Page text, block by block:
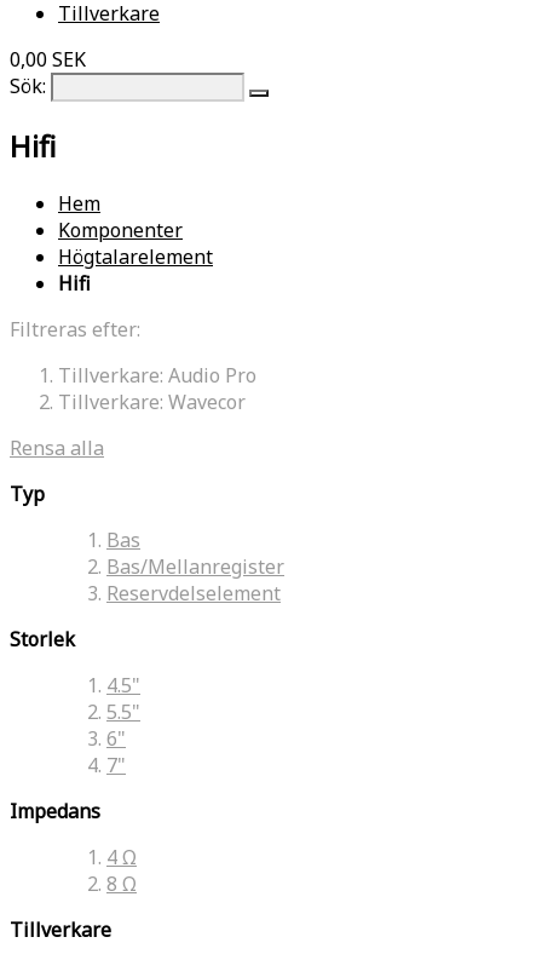
Tillverkare
0,00 SEK
Sök:
Hifi
Hem
Komponenter
Högtalarelement
Hifi
Filtreras efter:
Tillverkare: Audio Pro
Tillverkare: Wavecor
Rensa alla
Typ
Bas
Bas/Mellanregister
Reservdelselement
Storlek
4.5"
5.5"
6"
7"
Impedans
4 Ω
8 Ω
Tillverkare